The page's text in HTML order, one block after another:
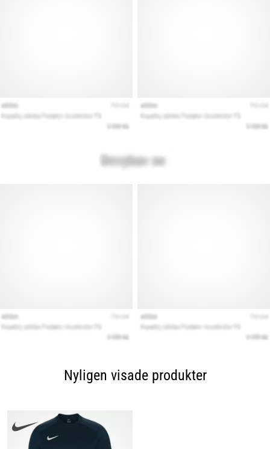
Nyligen visade produkter